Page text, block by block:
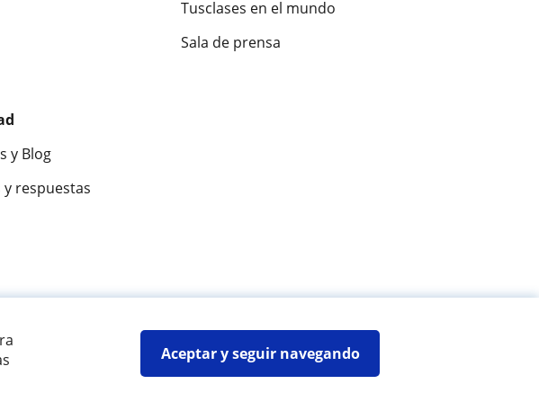
Aceptar y seguir navegando
Tusclases en el mundo
Sala de prensa
y Blog
respuestas
Mapa web:Profesores particulares